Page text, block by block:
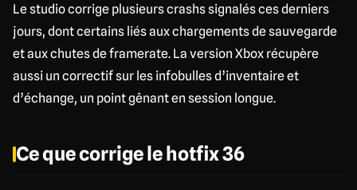
Le studio corrige plusieurs crashs signalés ces derniers
jours, dont certains liés aux chargements de sauvegarde
et aux chutes de framerate. La version Xbox récupère
aussi un correctif sur les infobulles d’inventaire et
d’échange, un point gênant en session longue.
Ce que corrige le hotfix 36